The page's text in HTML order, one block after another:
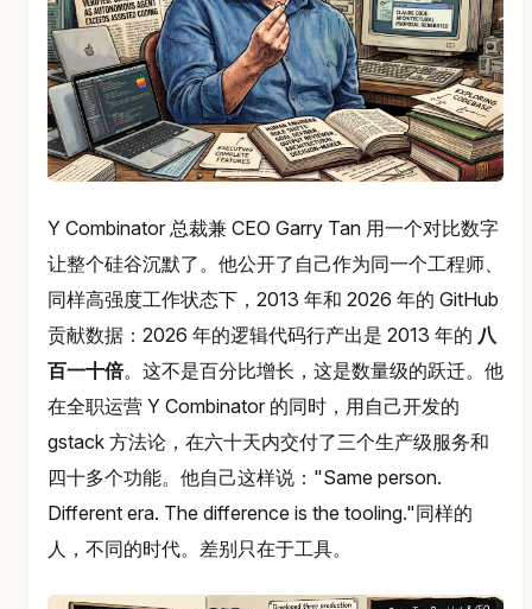
Y Combinator 总裁兼 CEO Garry Tan 用一个对比数字
让整个硅谷沉默了。他公开了自己作为同一个工程师、
同样高强度工作状态下，2013 年和 2026 年的 GitHub
贡献数据：2026 年的逻辑代码行产出是 2013 年的 八
百一十倍。这不是百分比增长，这是数量级的跃迁。他
在全职运营 Y Combinator 的同时，用自己开发的
gstack 方法论，在六十天内交付了三个生产级服务和
四十多个功能。他自己这样说："Same person.
Different era. The difference is the tooling."同样的
人，不同的时代。差别只在于工具。